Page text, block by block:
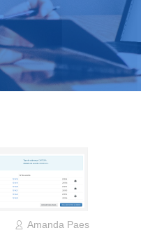
Amanda Paes